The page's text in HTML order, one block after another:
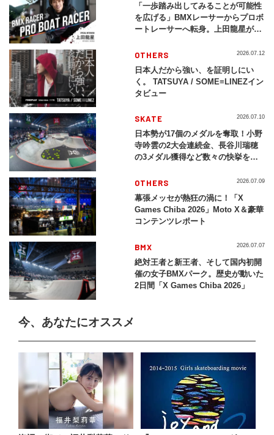
「一歩踏み出してみることが可能性
を広げる」BMXレーサーからプロボ
ートレーサーへ転身。上田龍星が体
OTHERS
日本人だから強い、を証明しにい
く。 TATSUYA / SOME≡LINEZイン
タビュー
2026.07.12
SKATE
日本勢が17個のメダルを奪取！小野
寺吟雲の2大会連続金、長谷川瑞穂
の3メダル獲得など数々の快挙をプ
2026」
2026.07.10
OTHERS
幕張メッセが熱狂の渦に！「X
Games Chiba 2026」Moto X＆豪華
コンテンツレポート
2026.07.09
BMX
絶対王者と新王者、そして国内初開
催の女子BMXパーク。歴史が動いた
2日間「X Games Chiba 2026」
2026.07.07
今、あなたにオススメ